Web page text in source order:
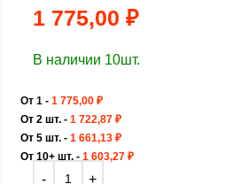
1 775,00 ₽
В наличии 10шт.
От 1 - 1 775,00 ₽
От 2 шт. - 1 722,87 ₽
От 5 шт. - 1 661,13 ₽
От 10+ шт. - 1 603,27 ₽